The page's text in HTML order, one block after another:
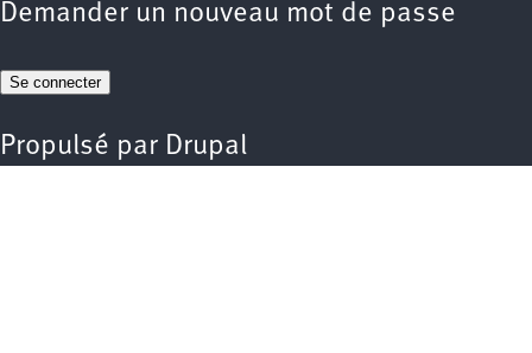
Demander un nouveau mot de passe
Propulsé par Drupal